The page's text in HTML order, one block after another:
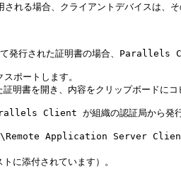
れる場合、クライアントデバイスは、
て発行された証明書の場合、Parallels
ポートします。
明書を開き、内容をクリップボードにコ
Client が組織の認証局から発行
Application Server Client\”
に添付されています）。